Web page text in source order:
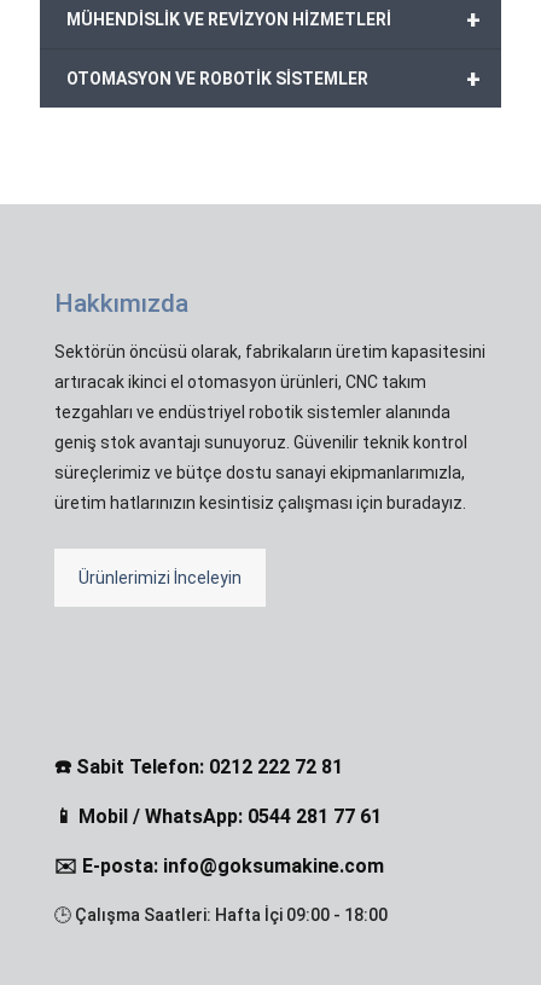
+
MÜHENDİSLİK VE REVİZYON HİZMETLERİ
+
OTOMASYON VE ROBOTİK SİSTEMLER
Hakkımızda
Sektörün öncüsü olarak, fabrikaların üretim kapasitesini
artıracak ikinci el otomasyon ürünleri, CNC takım
tezgahları ve endüstriyel robotik sistemler alanında
geniş stok avantajı sunuyoruz. Güvenilir teknik kontrol
süreçlerimiz ve bütçe dostu sanayi ekipmanlarımızla,
üretim hatlarınızın kesintisiz çalışması için buradayız.
Ürünlerimizi İnceleyin
☎️ Sabit Telefon: 0212 222 72 81
📱 Mobil / WhatsApp: 0544 281 77 61
✉️ E-posta: info@goksumakine.com
🕒 Çalışma Saatleri: Hafta İçi 09:00 - 18:00